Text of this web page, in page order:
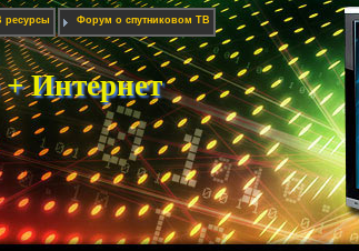
ресурсы Форум о спутниковом ТВ
Интернет